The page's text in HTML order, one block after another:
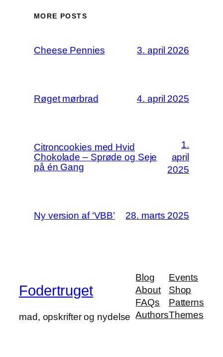
MORE POSTS
Cheese Pennies 3. april 2026
Røget mørbrad 4. april 2025
Citroncookies med Hvid
Chokolade – Sprøde og Seje
på én Gang
1.
april
2025
Ny version af ‘VBB’ 28. marts 2025
Fodertruget
mad, opskrifter og nydelse
Blog
About
FAQs
Authors
Events
Shop
Patterns
Themes